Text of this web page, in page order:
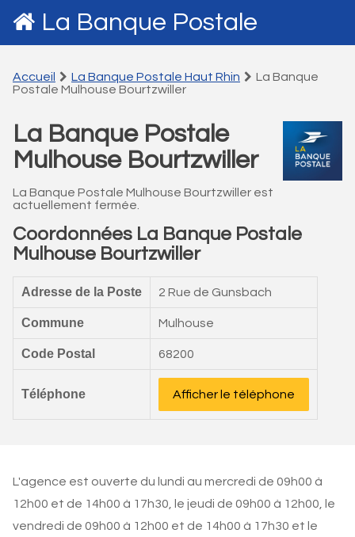
La Banque Postale
Accueil La Banque Postale Haut Rhin
La Banque
Postale Mulhouse Bourtzwiller
La Banque Postale
Mulhouse Bourtzwiller
La Banque Postale Mulhouse Bourtzwiller est
actuellement fermée.
Coordonnées La Banque Postale
Mulhouse Bourtzwiller
Adresse de la Poste 2 Rue de Gunsbach
Commune Mulhouse
Code Postal 68200
Téléphone Afficher le téléphone
L'agence est ouverte du lundi au mercredi de 09h00 à
12h00 et de 14h00 à 17h30, le jeudi de 09h00 à 12h00, le
vendredi de 09h00 à 12h00 et de 14h00 à 17h30 et le